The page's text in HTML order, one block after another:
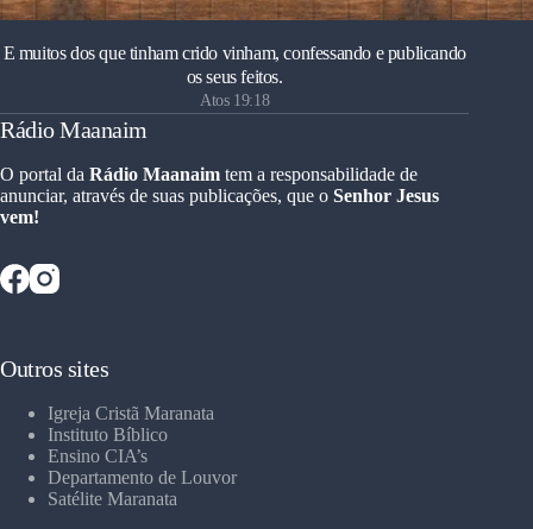
E muitos dos que tinham crido vinham, confessando e publicando
os seus feitos.
Atos 19:18
Rádio Maanaim
O portal da Rádio Maanaim tem a responsabilidade de
anunciar, através de suas publicações, que o Senhor Jesus
vem!
Outros sites
Igreja Cristã Maranata
Instituto Bíblico
Ensino CIA’s
Departamento de Louvor
Satélite Maranata